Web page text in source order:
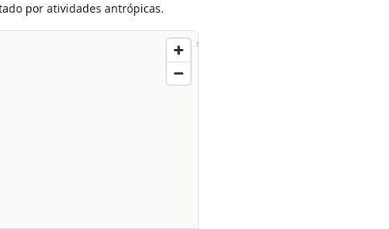
por atividades antrópicas.